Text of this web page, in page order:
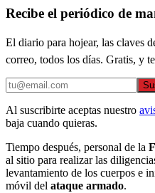
Recibe el periódico de
El diario para hojear, las claves
correo, todos los días. Gratis, y
Al suscribirte aceptas nuestro
baja cuando quieras.
Tiempo después, personal de la
al sitio para realizar las
levantamiento de los cuerpos e
móvil del ataque armado.